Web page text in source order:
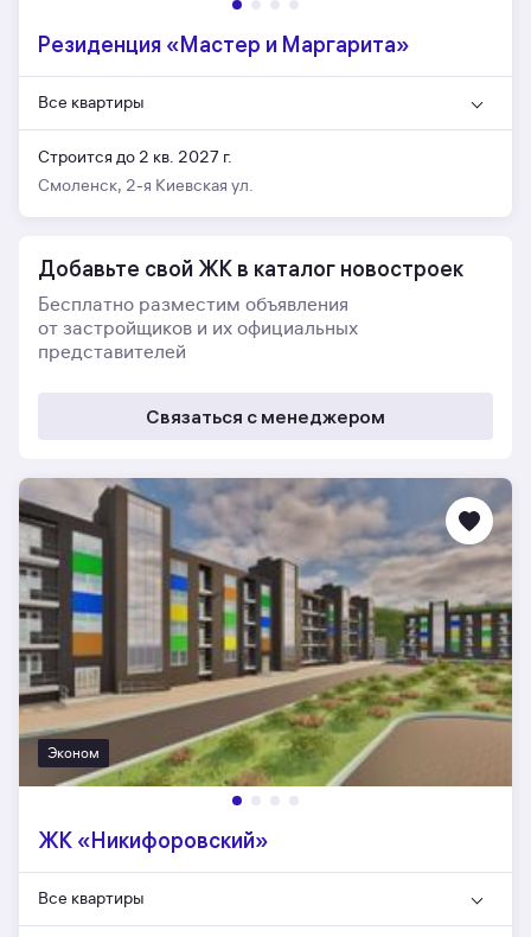
Резиденция «Мастер и Маргарита»
Все квартиры
Строится до 2 кв. 2027 г.
Смоленск, 2-я Киевская ул.
Добавьте свой ЖК в каталог новостроек
Бесплатно разместим объявления
от застройщиков и их официальных
представителей
Связаться с менеджером
Эконом
ЖК «Никифоровский»
Все квартиры